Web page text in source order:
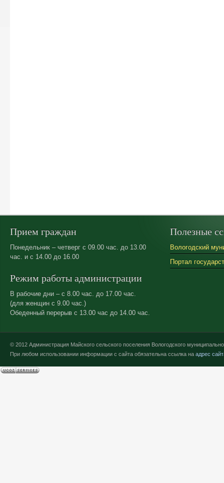
Прием граждан
Понедельник – четверг с 09.00 час. до 13.00
час. и с 14.00 до 16.00
Режим работы администрации
В рабочие дни – с 8.00 час. до 17.00 час.
(для женщин с 9.00 час.)
Обеденный перерыв с 13.00 час до 14.00 час.
Полезные
Вологодский
Портал
© 2012 Администрация Майского сельского поселения Вологодского
При любом использовании информации с сайта обязательна ссылка на адрес